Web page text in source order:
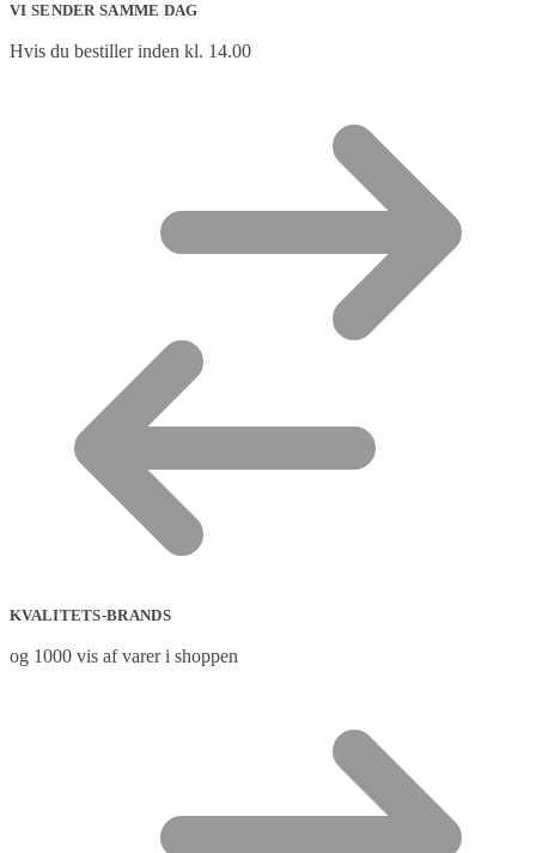
VI SENDER SAMME DAG
Hvis du bestiller inden kl. 14.00
KVALITETS-BRANDS
og 1000 vis af varer i shoppen